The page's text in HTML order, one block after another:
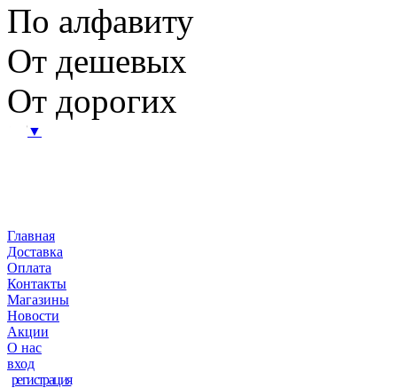
По алфавиту
От дешевых
От дорогих
▼
Главная
Доставка
Оплата
Контакты
Магазины
Новости
Акции
О нас
вход
регистрация